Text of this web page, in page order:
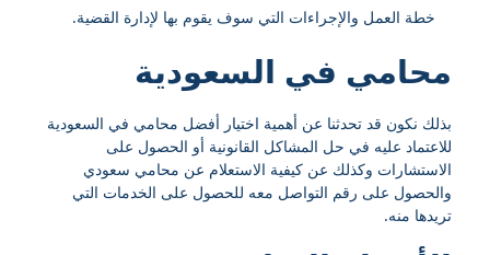
خطة العمل والإجراءات التي سوف يقوم بها لإدارة القضية.
محامي في السعودية
بذلك نكون قد تحدثنا عن أهمية اختيار أفضل محامي في السعودية
للاعتماد عليه في حل المشاكل القانونية أو الحصول على
الاستشارات وكذلك عن كيفية الاستعلام عن محامي سعودي
والحصول على رقم التواصل معه للحصول على الخدمات التي
تريدها منه.